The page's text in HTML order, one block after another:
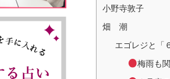
小野寺敦子
畑 潮
エゴレジと「
梅雨も